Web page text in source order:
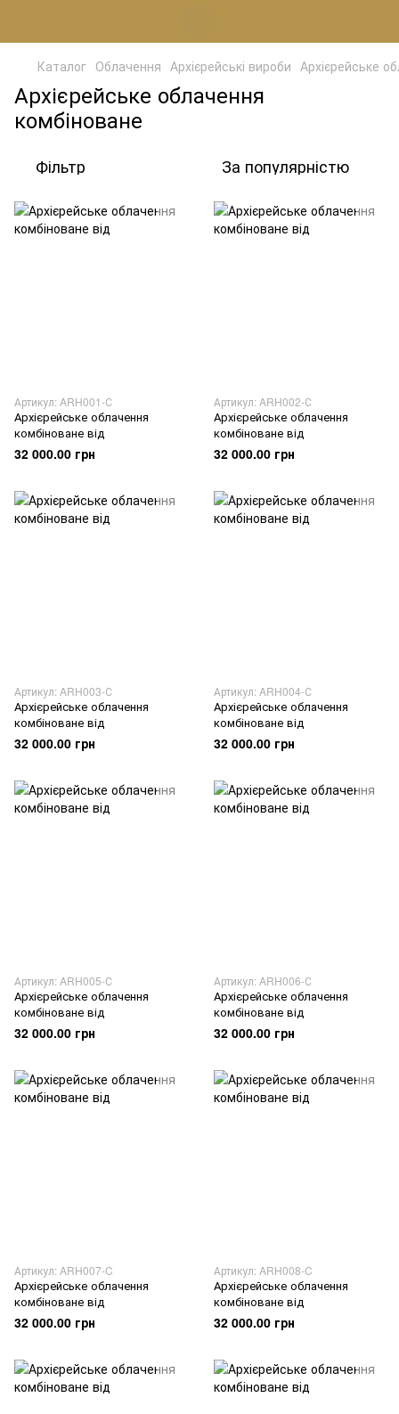
Каталог Облачення Архієрейські вироби Архієрейське
Архієрейське облачення
комбіноване
Фільтр За популярністю
Артикул: ARH001-С
Архієрейське облачення
комбіноване від
32 000.00 грн
Артикул: ARH002-С
Архієрейське облачення
комбіноване від
32 000.00 грн
Артикул: ARH003-С
Архієрейське облачення
комбіноване від
32 000.00 грн
Артикул: ARH004-С
Архієрейське облачення
комбіноване від
32 000.00 грн
Артикул: ARH005-С
Архієрейське облачення
комбіноване від
32 000.00 грн
Артикул: ARH006-С
Архієрейське облачення
комбіноване від
32 000.00 грн
Артикул: ARH007-C
Архієрейське облачення
комбіноване від
32 000.00 грн
Артикул: ARH008-C
Архієрейське облачення
комбіноване від
32 000.00 грн